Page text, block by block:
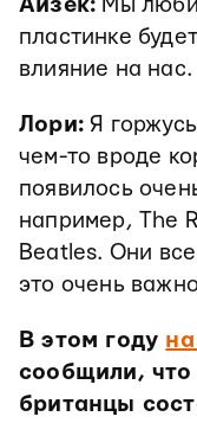
Айзек: Мы
пластинке
влияние на нас.
Лори: Я
чем-то вроде
появилось
например, The
Beatles. Они
это очень
В этом году
сообщили, что
британцы